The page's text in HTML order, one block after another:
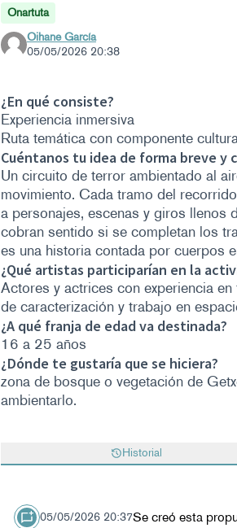
Onartuta
Oihane García
05/05/2026 20:38
¿En qué consiste?
Experiencia inmersiva
Ruta temática con componente
Cuéntanos tu idea de forma breve y
Un circuito de terror ambientado al
movimiento. Cada tramo del
a personajes, escenas y giros llenos
cobran sentido si se completan los
es una historia contada por cuerpos
¿Qué artistas participarían en la
Actores y actrices con experiencia
de caracterización y trabajo en
¿A qué franja de edad va destinada?
16 a 25 años
¿Dónde te gustaría que se hiciera?
zona de bosque o vegetación de
ambientarlo.
Historial
05/05/2026 20:37Se creó esta